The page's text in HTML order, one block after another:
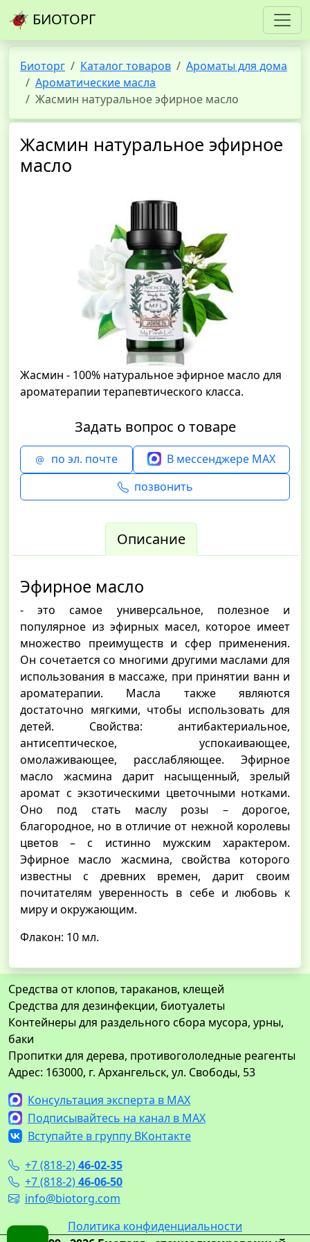
БИОТОРГ
Биоторг Каталог товаров
Ароматы для дома
Ароматические масла
Жасмин натуральное эфирное масло
Жасмин натуральное эфирное
масло
Жасмин - 100% натуральное эфирное масло для
ароматерапии терапевтического класса.
Задать вопрос о товаре
по эл. почте
В мессенджере MAX
позвонить
Описание
Эфирное масло
- это самое универсальное, полезное и
популярное из эфирных масел, которое имеет
множество преимуществ и сфер применения.
Он сочетается со многими другими маслами для
использования в массаже, при принятии ванн и
ароматерапии. Масла также являются
достаточно мягкими, чтобы использовать для
детей. Свойства: антибактериальное,
антисептическое, успокаивающее,
омолаживающее, расслабляющее. Эфирное
масло жасмина дарит насыщенный, зрелый
аромат с экзотическими цветочными нотками.
Оно под стать маслу розы – дорогое,
благородное, но в отличие от нежной королевы
цветов – с истинно мужским характером.
Эфирное масло жасмина, свойства которого
известны с древних времен, дарит своим
почитателям уверенность в себе и любовь к
миру и окружающим.
Флакон: 10 мл.
Средства от клопов, тараканов, клещей
Средства для дезинфекции, биотуалеты
Контейнеры для раздельного сбора мусора, урны,
баки
Пропитки для дерева, противогололедные реагенты
Адрес: 163000, г. Архангельск, ул. Свободы, 53
Консультация эксперта в MAX
Подписывайтесь на канал в MAX
Вступайте в группу ВКонтакте
+7 (818-2)46-02-35
+7 (818-2)46-06-50
info@biotorg.com
Политика конфиденциальности